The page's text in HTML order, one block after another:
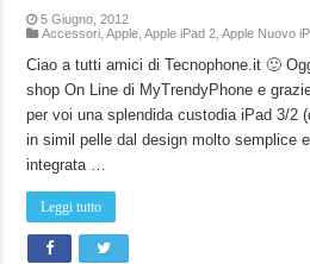
5 Giugno, 2012
Accessori,Apple,Apple iPad 2,Apple Nuovo
Ciao a tutti amici di Tecnophone.it 🙂
shop On Line di MyTrendyPhone e
per voi una splendida custodia iPad 3/2
in simil pelle dal design molto semplice
integrata …
Leggi tutto